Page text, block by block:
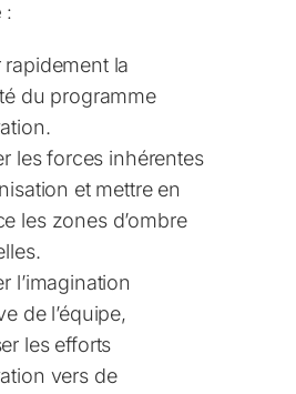
:
rapidement la
du programme
les forces inhérentes
et mettre en
les zones d’ombre
l’imagination
de l’équipe,
les efforts
vers de